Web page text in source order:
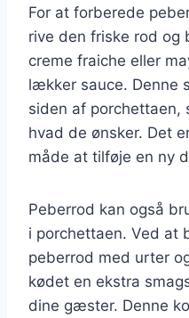
For at forberede
rive den friske rod og
creme fraiche eller
lækker sauce. Denne
siden af
hvad de ønsker. Det
måde at tilføje en ny
Peberrod kan også
i porchettaen. Ved at
peberrod med urter
kødet en ekstra
dine gæster. Denne